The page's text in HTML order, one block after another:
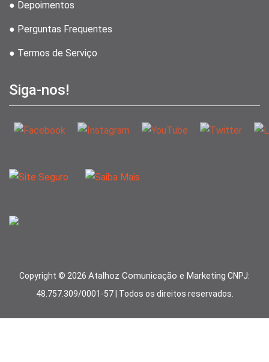
● Depoimentos
● Perguntas Frequentes
● Termos de Serviço
Siga-nos!
Copyright © 2026 Atalhoz Comunicação e Marketing CNPJ:
48.757.309/0001-57 | Todos os direitos reservados.